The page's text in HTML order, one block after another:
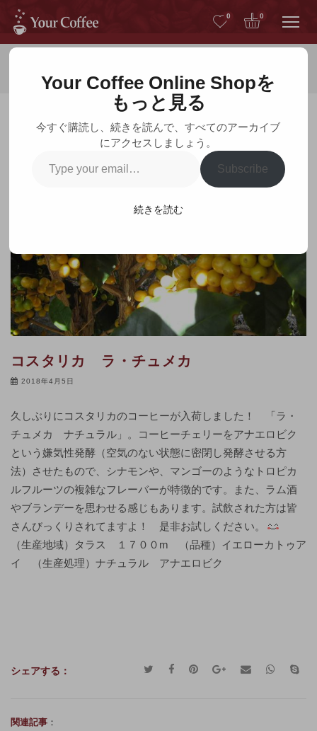
0 0
コスタリカ ラ・チュメカ
2018年4月5日
久しぶりにコスタリカのコーヒーが入荷しました！ 「ラ・
チュメカ ナチュラル」。コーヒーチェリーをアナエロビク
という嫌気性発酵（空気のない状態に密閉し発酵させる方
法）させたもので、シナモンや、マンゴーのようなトロピカ
ルフルーツの複雑なフレーバーが特徴的です。また、ラム酒
やブランデーを思わせる感じもあります。試飲された方は皆
さんびっくりされてますよ！ 是非お試しください。
（生産地域）タラス １７００m （品種）イエローカトゥア
イ （生産処理）ナチュラル アナエロビク
シェアする：
関連記事
Your Coffee Online Shopを
もっと見る
今すぐ購読し、続きを読んで、すべてのアーカイブ
にアクセスしましょう。
Subscribe
続きを読む